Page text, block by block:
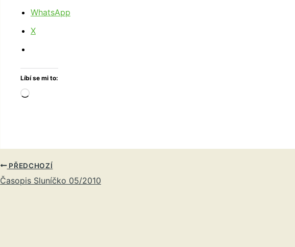
WhatsApp
X
Líbí se mi to:
Načítání…
PŘEDCHOZÍ
Časopis Sluníčko 05/2010